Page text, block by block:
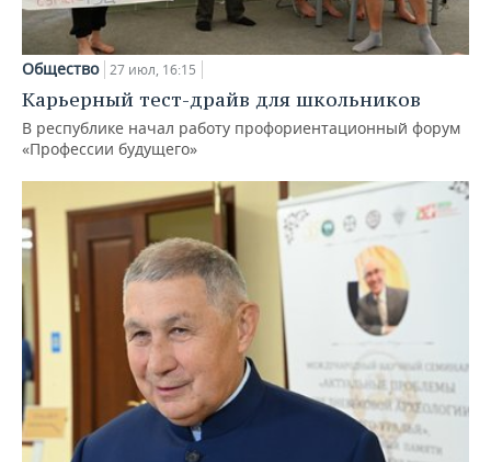
Общество 27 июл, 16:15
Карьерный тест-драйв для школьников
В республике начал работу профориентационный форум
«Профессии будущего»